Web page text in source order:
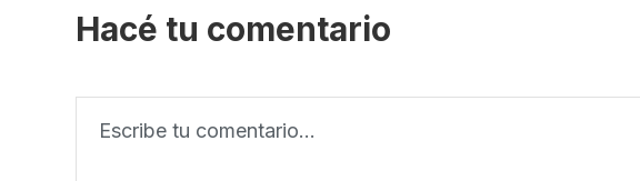
Hacé tu comentario